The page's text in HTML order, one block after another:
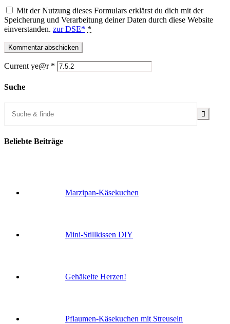
Mit der Nutzung dieses Formulars erklärst du dich mit der
Speicherung und Verarbeitung deiner Daten durch diese Website
einverstanden. zur DSE* *
Current ye@r *
Suche
Beliebte Beiträge
Marzipan-Käsekuchen
Mini-Stillkissen DIY
Gehäkelte Herzen!
Pflaumen-Käsekuchen mit Streuseln